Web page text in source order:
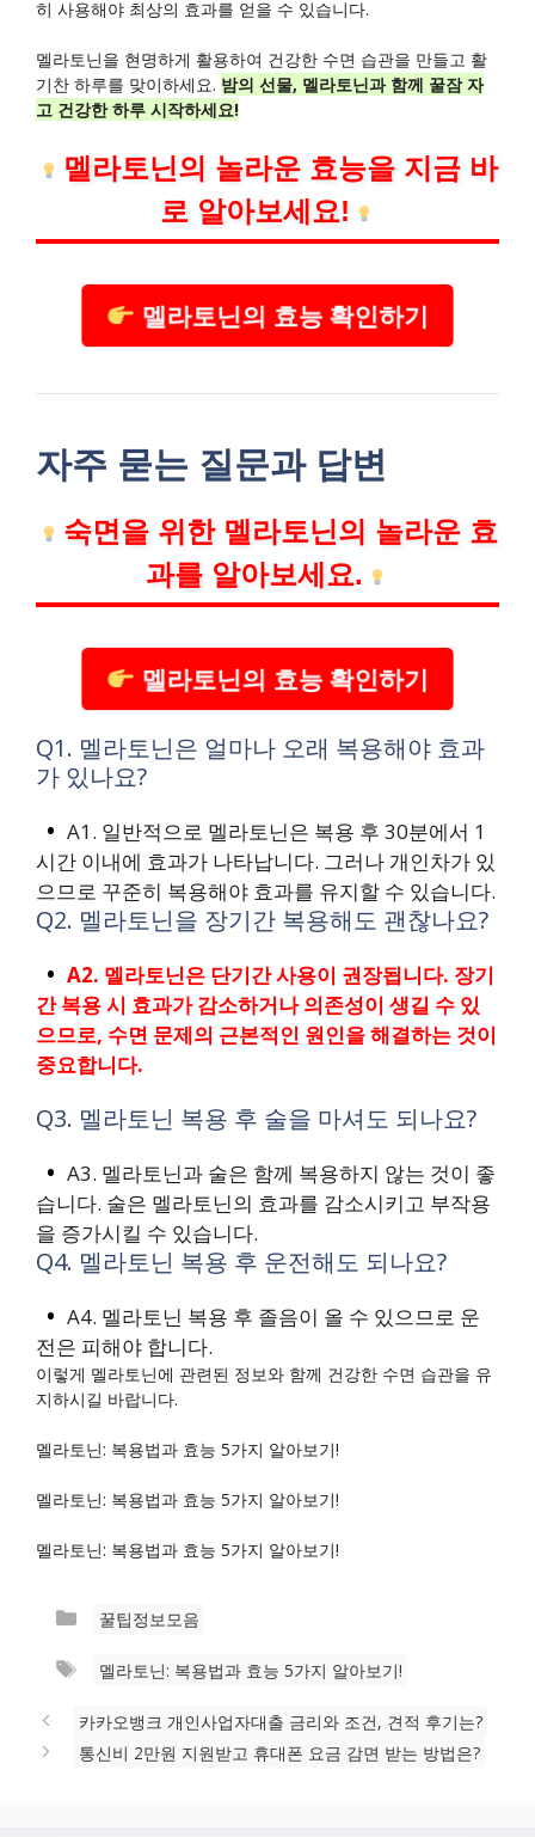
히 사용해야 최상의 효과를 얻을 수 있습니다.
멜라토닌을 현명하게 활용하여 건강한 수면 습관을 만들고 활
기찬 하루를 맞이하세요. 밤의 선물, 멜라토닌과 함께 꿀잠 자
고 건강한 하루 시작하세요!
멜라토닌의 놀라운 효능을 지금 바
로 알아보세요!
멜라토닌의 효능 확인하기
자주 묻는 질문과 답변
숙면을 위한 멜라토닌의 놀라운 효
과를 알아보세요.
멜라토닌의 효능 확인하기
Q1. 멜라토닌은 얼마나 오래 복용해야 효과
가 있나요?
A1. 일반적으로 멜라토닌은 복용 후 30분에서 1
시간 이내에 효과가 나타납니다. 그러나 개인차가 있
으므로 꾸준히 복용해야 효과를 유지할 수 있습니다.
Q2. 멜라토닌을 장기간 복용해도 괜찮나요?
A2. 멜라토닌은 단기간 사용이 권장됩니다. 장기
간 복용 시 효과가 감소하거나 의존성이 생길 수 있
으므로, 수면 문제의 근본적인 원인을 해결하는 것이
중요합니다.
Q3. 멜라토닌 복용 후 술을 마셔도 되나요?
A3. 멜라토닌과 술은 함께 복용하지 않는 것이 좋
습니다. 술은 멜라토닌의 효과를 감소시키고 부작용
을 증가시킬 수 있습니다.
Q4. 멜라토닌 복용 후 운전해도 되나요?
A4. 멜라토닌 복용 후 졸음이 올 수 있으므로 운
전은 피해야 합니다.
이렇게 멜라토닌에 관련된 정보와 함께 건강한 수면 습관을 유
지하시길 바랍니다.
멜라토닌: 복용법과 효능 5가지 알아보기!
멜라토닌: 복용법과 효능 5가지 알아보기!
멜라토닌: 복용법과 효능 5가지 알아보기!
카
고
꿀팁정보모음
태
멜라토닌: 복용법과 효능 5가지 알아보기!
카카오뱅크 개인사업자대출 금리와 조건, 견적 후기는?
통신비 2만원 지원받고 휴대폰 요금 감면 받는 방법은?